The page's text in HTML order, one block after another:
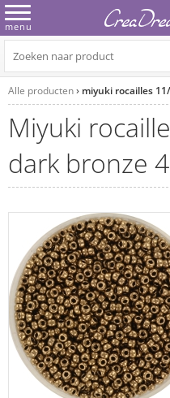
menu
Alle producten miyuki rocailles
miyuki rocailles 11/0 - metallic
dark bronze